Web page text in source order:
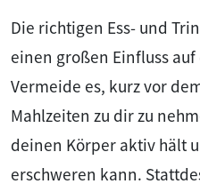
Die richtigen Ess- und
einen großen Einfluss
Vermeide es, kurz vor
Mahlzeiten zu dir zu
deinen Körper aktiv hält
erschweren kann.